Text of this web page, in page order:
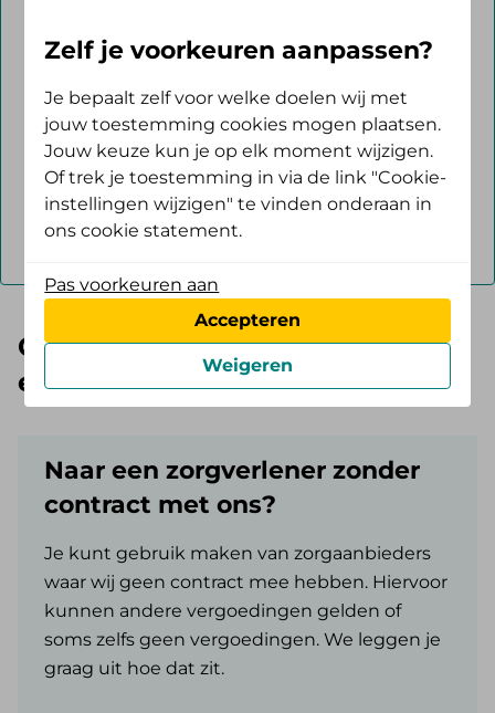
Naam organisatie of zorgverlener
Zoeken
Goed om te weten als je naar
een zorgverlener gaat
Naar een zorgverlener zonder
contract met ons?
Je kunt gebruik maken van zorgaanbieders
waar wij geen contract mee hebben. Hiervoor
kunnen andere vergoedingen gelden of
soms zelfs geen vergoedingen. We leggen je
graag uit hoe dat zit.
Zelf je voorkeuren aanpassen?
Je bepaalt zelf voor welke doelen wij met
jouw toestemming cookies mogen plaatsen.
Jouw keuze kun je op elk moment wijzigen.
Of trek je toestemming in via de link "Cookie-
instellingen wijzigen" te vinden onderaan in
ons cookie statement.
Pas voorkeuren aan
Accepteren
Weigeren